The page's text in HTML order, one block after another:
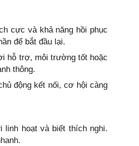
cực và khả năng hồi phục
để bắt đầu lại.
hỗ trợ, môi trường tốt hoặc
thông.
động kết nối, cơ hội càng
linh hoạt và biết thích nghi.